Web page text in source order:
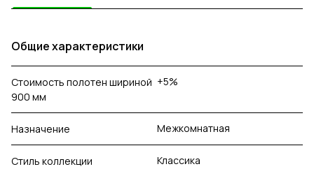
Общие характеристики
Стоимость полотен шириной
900 мм
+5%
Назначение Межкомнатная
Стиль коллекции Классика